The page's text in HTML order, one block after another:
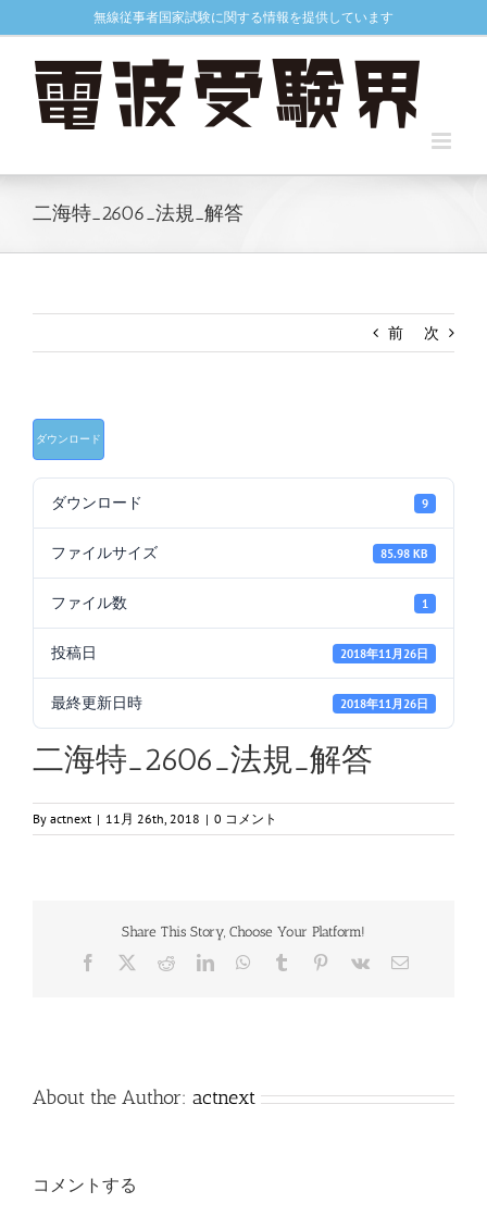
to
無線従事者国家試験に関する情報を提供しています
二海特_2606_法規_解答
前 次
ダウンロード
ダウンロード 9
ファイルサイズ 85.98 KB
ファイル数 1
投稿日 2018年11月26日
最終更新日時 2018年11月26日
二海特_2606_法規_解答
By actnext | 11月 26th, 2018 | 0 コメント
Share This Story, Choose Your Platform!
Facebook RedditLinkedInWhatsApp
Tumblr Pinterest
Vk
電
About the Author: actnext
コメントする